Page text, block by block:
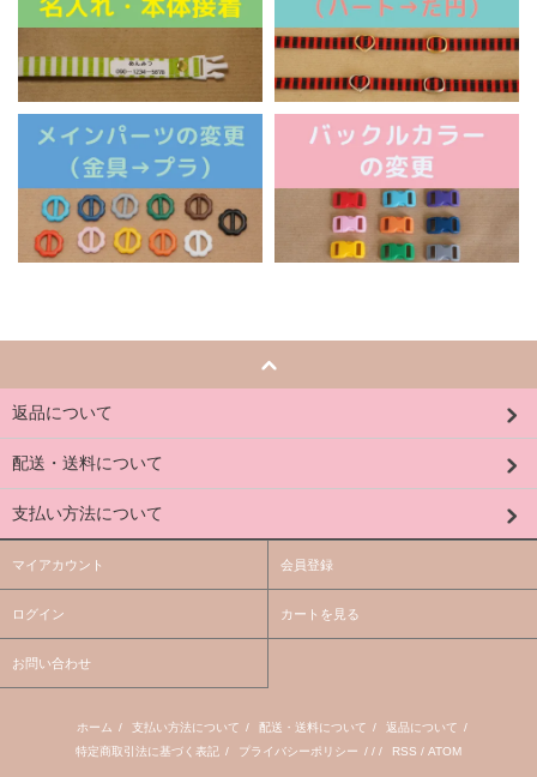
返品について
配送・送料について
支払い方法について
マイアカウント 会員登録
ログイン カートを見る
お問い合わせ
ホーム / 支払い方法について / 配送・送料について / 返品について /
特定商取引法に基づく表記 / プライバシーポリシー / / / RSS / ATOM